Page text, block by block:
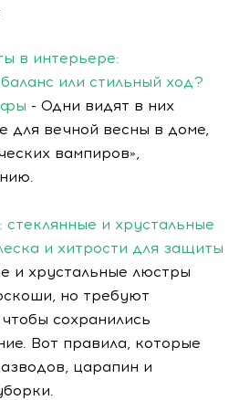
в интерьере:
или стильный ход?
- Одни видят в них
для вечной весны в доме,
вампиров»,
и хрустальные
и хитрости для защиты
и хрустальные люстры
но требуют
сохранились
Вот правила, которые
царапин и